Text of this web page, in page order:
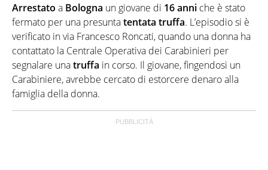
Italia e nel mondo. Cronaca, Politica, Economia,
Spettacolo: tutta l'attualità che fa notizia, finisce
sotto il suo microscopio. Virgilio Notizie è alimentato
da un team di giornalisti tutti under 35 e nativi
digitali. Missione: con un linguaggio semplice e
diretto rendere chiari, comprensibili e interessanti i
fatti del giorno.
Arrestato a Bologna un giovane di 16 anni che è stato
fermato per una presuntatentata truffa. L’episodio si è
verificato in via Francesco Roncati, quando una donna ha
contattato la Centrale Operativa dei Carabinieri per
segnalare unatruffa in corso. Il giovane, fingendosi un
Carabiniere, avrebbe cercato di estorcere denaro alla
famiglia della donna.